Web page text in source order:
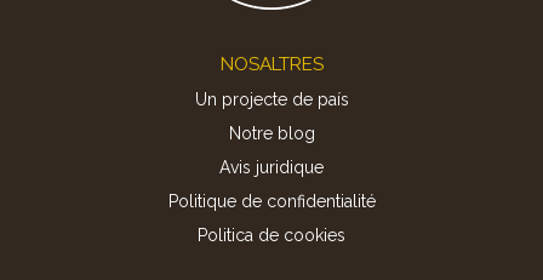
NOSALTRES
Un projecte de país
Notre blog
Avis juridique
Politique de confidentialité
Politica de cookies